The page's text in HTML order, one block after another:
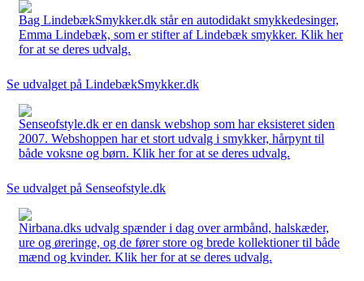
Bag LindebækSmykker.dk står en autodidakt smykkedesinger,
Emma Lindebæk, som er stifter af Lindebæk smykker. Klik her
for at se deres udvalg.
Se udvalget på LindebækSmykker.dk
Senseofstyle.dk er en dansk webshop som har eksisteret siden
2007. Webshoppen har et stort udvalg i smykker, hårpynt til
både voksne og børn. Klik her for at se deres udvalg.
Se udvalget på Senseofstyle.dk
Nirbana.dks udvalg spænder i dag over armbånd, halskæder,
ure og øreringe, og de fører store og brede kollektioner til både
mænd og kvinder. Klik her for at se deres udvalg.